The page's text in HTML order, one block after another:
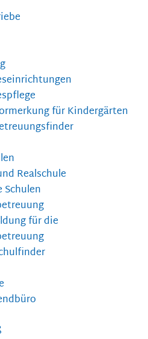
für Kindergärten
Realschule
für die